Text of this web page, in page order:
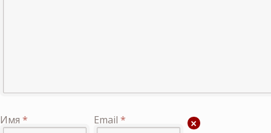
Имя * Email *